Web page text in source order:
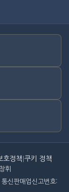
호정책 쿠키 정책
휘
통신판매업신고번호: